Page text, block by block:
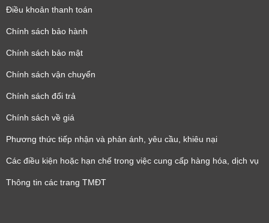
Điều khoản thanh toán
Chính sách bảo hành
Chính sách bảo mật
Chính sách vận chuyển
Chính sách đổi trả
Chính sách về giá
Phương thức tiếp nhận và phản ánh, yêu cầu, khiêu nại
Các điều kiện hoặc hạn chế trong việc cung cấp hàng hóa, dịch vụ
Thông tin các trang TMĐT